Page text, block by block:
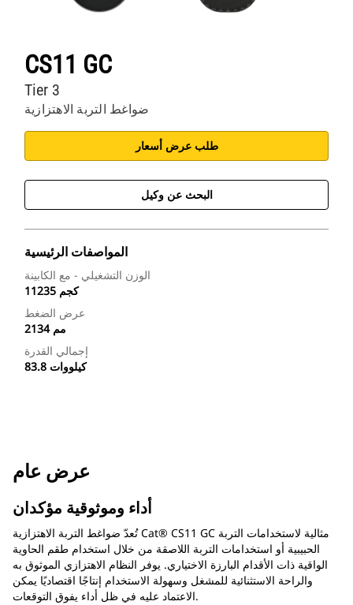
CS11 GC
ضواغط التربة الاهتزازية
Tier 3
طلب عرض أسعار
البحث عن وكيل
المواصفات الرئيسية
الوزن التشغيلي - مع الكابينة
11235 كجم
عرض الضغط
2134 مم
إجمالي القدرة
83.8 كيلووات
عرض عام
أداء وموثوقية مؤكدان
تُعدّ ضواغط التربة الاهتزازية Cat® CS11 GC مثالية لاستخدامات التربة
الحبيبية أو استخدامات التربة اللاصقة من خلال استخدام طقم الحاوية
الواقية ذات الأقدام البارزة الاختياري. يوفر النظام الاهتزازي الموثوق به
والراحة الاستثنائية للمشغل وسهولة الاستخدام إنتاجًا اقتصاديًا يمكن
الاعتماد عليه في ظل أداء يفوق التوقعات.